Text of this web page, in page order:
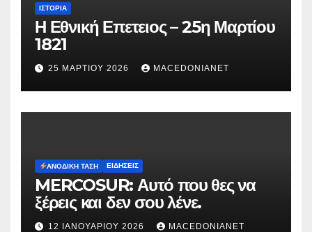
ΙΣΤΟΡΊΑ
Η Εθνική Επετειος – 25η Μαρτίου
1821
25 ΜΑΡΤΊΟΥ 2026 MACEDONIANET
ΑΝΟΔΙΚΉ ΤΆΣΗ ΕΙΔΉΣΕΙΣ
MERCOSUR: Αυτό που θες να
ξέρεις και δεν σου λένε.
12 ΙΑΝΟΥΑΡΊΟΥ 2026 MACEDONIANET